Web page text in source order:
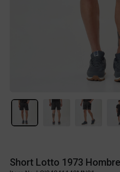
Short Lotto 1973 Hombre